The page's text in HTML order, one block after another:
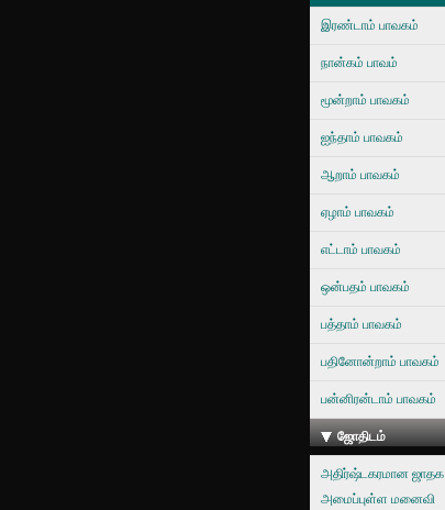
இரண்டாம் பாவகம்
நான்கம் பாவம்
மூன்றாம் பாவகம்
ஐந்தாம் பாவகம்
ஆறாம் பாவகம்
ஏழாம் பாவகம்
எட்டாம் பாவகம்
ஒன்பதம் பாவகம்
பத்தாம் பாவகம்
பதினோன்றாம் பாவகம்
பன்னிரன்டாம் பாவகம்
ஜோதிடம்
அதிர்ஷ்டகரமான ஜாதக
அமைப்புள்ள மனைவி